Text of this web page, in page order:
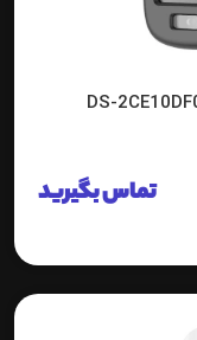
تماس بگیرید